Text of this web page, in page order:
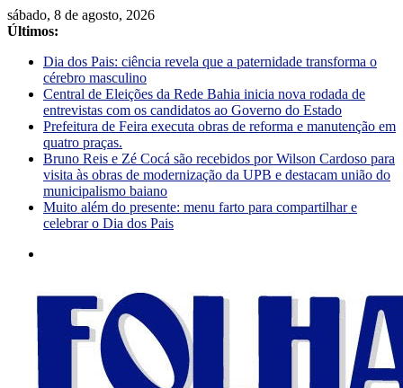
sábado, 8 de agosto, 2026
Últimos:
Dia dos Pais: ciência revela que a paternidade transforma o
cérebro masculino
Central de Eleições da Rede Bahia inicia nova rodada de
entrevistas com os candidatos ao Governo do Estado
Prefeitura de Feira executa obras de reforma e manutenção em
quatro praças.
Bruno Reis e Zé Cocá são recebidos por Wilson Cardoso para
visita às obras de modernização da UPB e destacam união do
municipalismo baiano
Muito além do presente: menu farto para compartilhar e
celebrar o Dia dos Pais